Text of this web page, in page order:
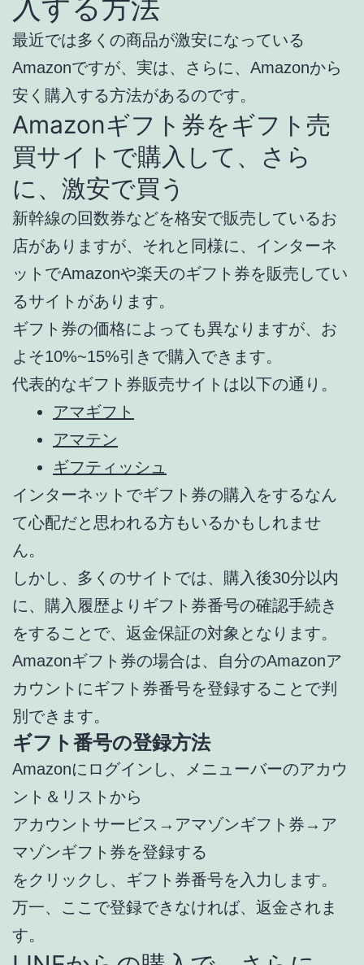
入する方法
最近では多くの商品が激安になっている
Amazonですが、実は、さらに、Amazonから
安く購入する方法があるのです。
Amazonギフト券をギフト売
買サイトで購入して、さら
に、激安で買う
新幹線の回数券などを格安で販売しているお
店がありますが、それと同様に、インターネ
ットでAmazonや楽天のギフト券を販売してい
るサイトがあります。
ギフト券の価格によっても異なりますが、お
よそ10%~15%引きで購入できます。
代表的なギフト券販売サイトは以下の通り。
アマギフト
アマテン
ギフティッシュ
インターネットでギフト券の購入をするなん
て心配だと思われる方もいるかもしれませ
ん。
しかし、多くのサイトでは、購入後30分以内
に、購入履歴よりギフト券番号の確認手続き
をすることで、返金保証の対象となります。
Amazonギフト券の場合は、自分のAmazonア
カウントにギフト券番号を登録することで判
別できます。
ギフト番号の登録方法
Amazonにログインし、メニューバーのアカウ
ント＆リストから
アカウントサービス→アマゾンギフト券→ア
マゾンギフト券を登録する
をクリックし、ギフト券番号を入力します。
万一、ここで登録できなければ、返金されま
す。